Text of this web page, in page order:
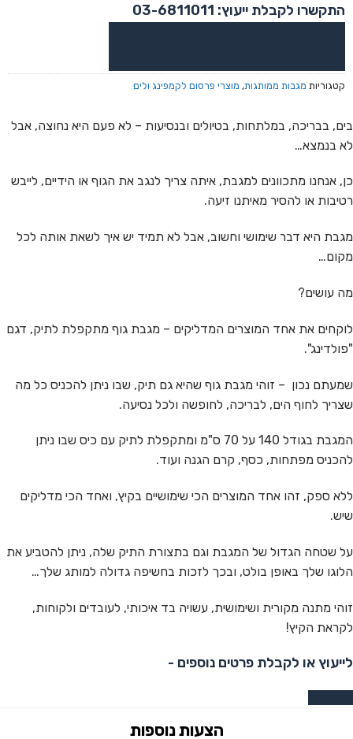
התקשרו לקבלת ייעוץ: 03-6811011
קטגוריות מגבות ממותגות, מוצרי פרסום לקמפינג ולים
בים, בבריכה, במלתחות, בטיולים ובנסיעות – לא פעם היא נחוצה, אבל
לא בנמצא…
כן, אנחנו מתכוונים למגבת, איתה צריך לנגב את הגוף או הידיים, לייבש
רטיבות או להסיר מאיתנו זיעה.
מגבת היא דבר שימושי וחשוב, אבל לא תמיד יש איך לשאת אותה לכל
מקום…
מה עושים?
לוקחים את אחד המוצרים המדליקים – מגבת גוף מתקפלת לתיק, דגם
"פולדינג".
שמעתם נכון – זוהי מגבת גוף שהיא גם תיק, שבו ניתן להכניס כל מה
שצריך לחוף הים, לבריכה, לחופשה ולכל נסיעה.
המגבת בגודל 140 על 70 ס"מ ומתקפלת לתיק עם כיס שבו ניתן
להכניס מפתחות, כסף, קרם הגנה ועוד.
ללא ספק, זהו אחד המוצרים הכי שימושיים בקיץ, ואחד הכי מדליקים
שיש.
על שטחה הגדול של המגבת וגם בתצורת התיק שלה, ניתן להטביע את
הלוגו שלך באופן בולט, ובכך לזכות בחשיפה גדולה למותג שלך…
זוהי מתנה מקורית ושימושית, עשויה בד איכותי, לעובדים ולקוחות,
לקראת הקיץ!
לייעוץ או לקבלת פרטים נוספים -